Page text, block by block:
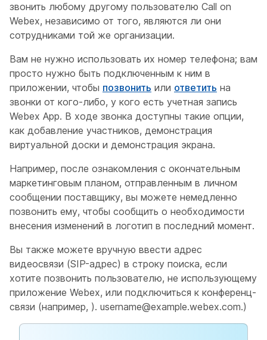
звонить любому другому пользователю Call on
Webex, независимо от того, являются ли они
сотрудниками той же организации.
Вам не нужно использовать их номер телефона; вам
просто нужно быть подключенным к ним в
приложении, чтобы позвонить или ответить на
звонки от кого-либо, у кого есть учетная запись
Webex App. В ходе звонка доступны такие опции,
как добавление участников, демонстрация
виртуальной доски и демонстрация экрана.
Например, после ознакомления с окончательным
маркетинговым планом, отправленным в личном
сообщении поставщику, вы можете немедленно
позвонить ему, чтобы сообщить о необходимости
внесения изменений в логотип в последний момент.
Вы также можете вручную ввести адрес
видеосвязи (SIP-адрес) в строку поиска, если
хотите позвонить пользователю, не использующему
приложение Webex, или подключиться к конференц-
связи (например, ). username@example.webex.com.)